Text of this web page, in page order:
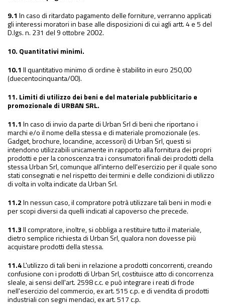
9.1 In caso di ritardato pagamento delle forniture, verranno applicati
gli interessi moratori in base alle disposizioni di cui agli artt. 4 e 5 del
D.lgs. n. 231 del 9 ottobre 2002.
10. Quantitativi minimi.
10.1 Il quantitativo minimo di ordine è stabilito in euro 250,00
(duecentocinquanta/00).
11. Limiti di utilizzo dei beni e del materiale pubblicitario e
promozionale di URBAN SRL.
11.1 In caso di invio da parte di Urban Srl di beni che riportano i
marchi e/o il nome della stessa e di materiale promozionale (es.
Gadget, brochure, locandine, accessori) di Urban Srl, questi si
intendono utilizzabili unicamente in rapporto alla fornitura dei propri
prodotti e per la conoscenza tra i consumatori finali dei prodotti della
stessa Urban Srl, comunque all'interno dell'esercizio per il quale sono
stati consegnati e nel rispetto dei termini e delle condizioni di utilizzo
di volta in volta indicate da Urban Srl.
11.2In nessun caso, il compratore potrà utilizzare tali beni in modi e
per scopi diversi da quelli indicati al capoverso che precede.
11.3Il compratore, inoltre, si obbliga a restituire tutto il materiale,
dietro semplice richiesta di Urban Srl, qualora non dovesse più
acquistare prodotti della stessa.
11.4L'utilizzo di tali beni in relazione a prodotti concorrenti, creando
confusione con i prodotti di Urban Srl, costituisce atto di concorrenza
sleale, ai sensi dell'art. 2598 c.c. e può integrare i reati di frode
nell'esercizio del commercio, ex art. 515 c.p. e di vendita di prodotti
industriali con segni mendaci, ex art. 517 c.p.